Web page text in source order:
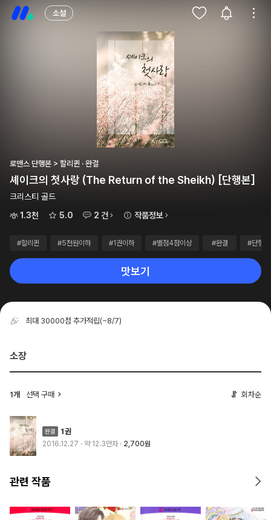
소설
로맨스 단행본 > 할리퀸 · 완결
셰이크의 첫사랑 (The Return of the Sheikh) [단행본]
크리스티 골드
1.3천
5.0 2 건 작품정보
#할리퀸 #5천원이하 #1권이하 #별점4점이상 #완결 #단행본
맛보기
최대 30000점 추가적립(~8/7)
소장
1개 선택 구매 회차순
1권
2016.12.27 · 약 12.3만자 2,700원
관련 작품